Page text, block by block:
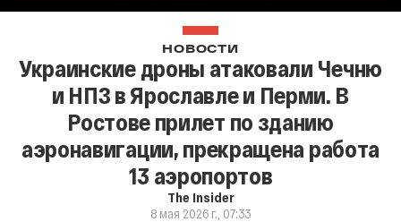
НОВОСТИ
Украинские дроны атаковали Чечню
и НПЗ в Ярославле и Перми. В
Ростове прилет по зданию
аэронавигации, прекращена работа
13 аэропортов
The Insider
8 мая 2026 г., 07:33